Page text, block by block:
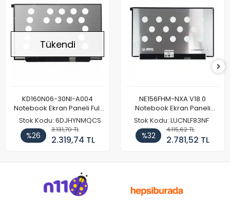
Tükendi
KD160N06-30NI-A004
Notebook Ekran Paneli Full
HD
Stok Kodu: 6DJHYNMQCS
%26
3.131,70 TL
2.319,74 TL
NE156FHM-NXA V18.0
Notebook Ekran Paneli
144Hz
Stok Kodu: LUCNLF83NF
%32
4.115,62 TL
2.781,52 TL